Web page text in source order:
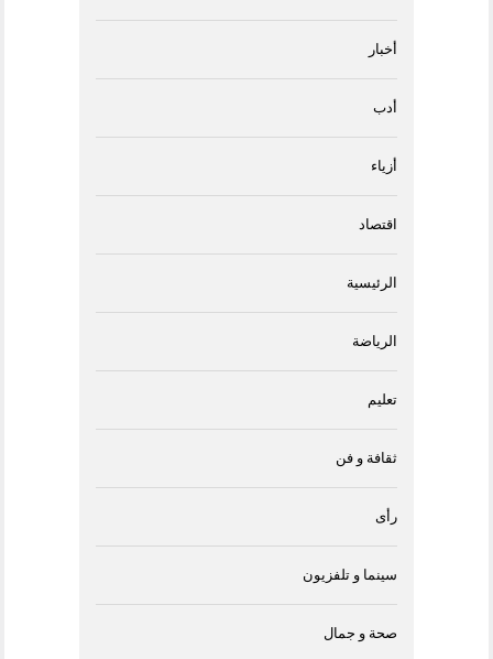
أخبار
أدب
أزياء
اقتصاد
الرئيسية
الرياضة
تعليم
ثقافة و فن
رأى
سينما و تلفزيون
صحة و جمال